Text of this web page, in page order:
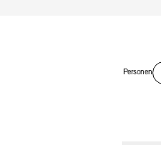
Personen